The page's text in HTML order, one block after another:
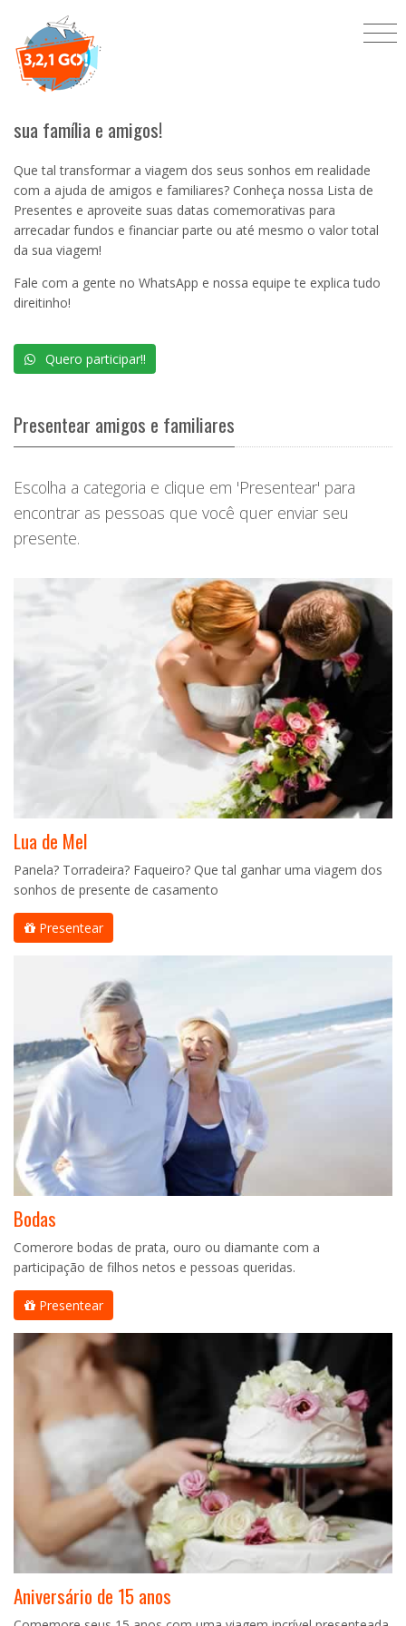
Gift Cotas de Viagem: Lista de Presentes
sua família e amigos!
Que tal transformar a viagem dos seus sonhos em realidade
com a ajuda de amigos e familiares? Conheça nossa Lista de
Presentes e aproveite suas datas comemorativas para
arrecadar fundos e financiar parte ou até mesmo o valor total
da sua viagem!
Fale com a gente no WhatsApp e nossa equipe te explica tudo
direitinho!
Quero participar!!
Presentear amigos e familiares
Escolha a categoria e clique em 'Presentear' para
encontrar as pessoas que você quer enviar seu
presente.
Lua de Mel
Panela? Torradeira? Faqueiro? Que tal ganhar uma viagem dos
sonhos de presente de casamento
Presentear
Bodas
Comerore bodas de prata, ouro ou diamante com a
participação de filhos netos e pessoas queridas.
Presentear
Aniversário de 15 anos